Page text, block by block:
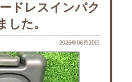
ドレスインパク
した。
2026年06月10日